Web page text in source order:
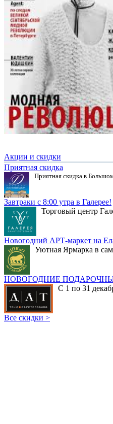
Акции и скидки
Приятная скидка
Приятная скидка в
Завтраки с 8:00 утра в Галерее!
Торговый центр
Новогодний АРТ-маркет на
Уютная Ярмарка в
НОВОГОДНИЕ
С 1 по 31
Все скидки >